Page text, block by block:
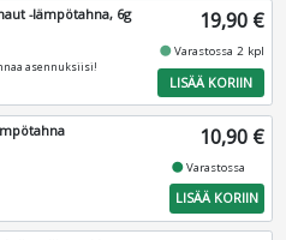
-lämpötahna, 6g
asennuksiisi!
19,90 €
fiber_manual_recordVarastossa 2 kpl
LISÄÄ KORIIN
10,90 €
fiber_manual_recordVarastossa
LISÄÄ KORIIN